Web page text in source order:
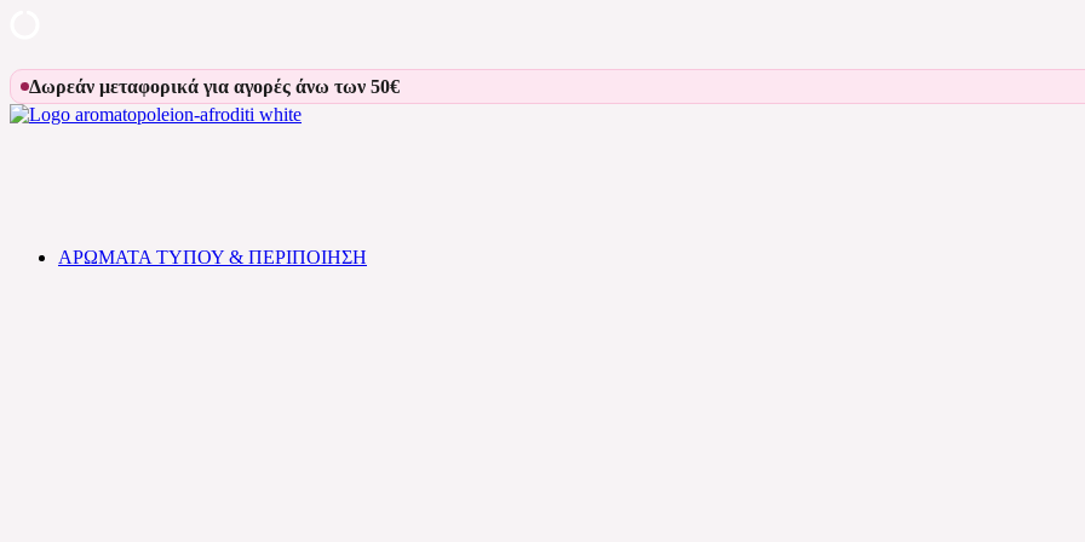
Skip
to
content
Δωρεάν μεταφορικά για αγορές άνω των 50€
ΑΡΩΜΑΤΑ ΤΥΠΟΥ & ΠΕΡΙΠΟΙΗΣΗ